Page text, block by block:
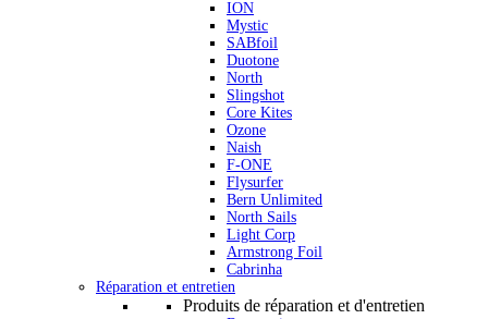
ION
Mystic
SABfoil
Duotone
North
Slingshot
Core Kites
Ozone
Naish
F-ONE
Flysurfer
Bern Unlimited
North Sails
Light Corp
Armstrong Foil
Cabrinha
Réparation et entretien
Produits de réparation et d'entretien